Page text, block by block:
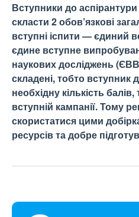
Вступники до
скласти 2 обов’язкові
вступні іспити — єдиний
єдине вступне
наукових досліджень
складені, тобто вступник
необхідну кількість
вступній кампанії. Тому
скористатися цими
ресурсів та добре